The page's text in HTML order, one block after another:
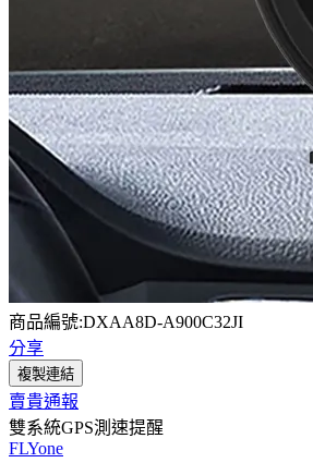
商品編號:DXAA8D-A900C32JI
分享
複製連結
賣貴通報
雙系統GPS測速提醒
FLYone